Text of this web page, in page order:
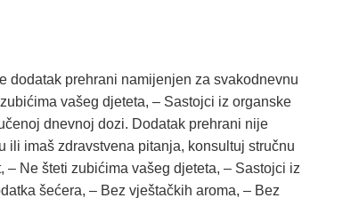
dodatak prehrani namijenjen za svakodnevnu
vašeg djeteta, – Sastojci iz organske
dnevnoj dozi. Dodatak prehrani nije
ili imaš zdravstvena pitanja, konsultuj stručnu
Ne šteti zubićima vašeg djeteta, – Sastojci iz
šećera, – Bez vještačkih aroma, – Bez